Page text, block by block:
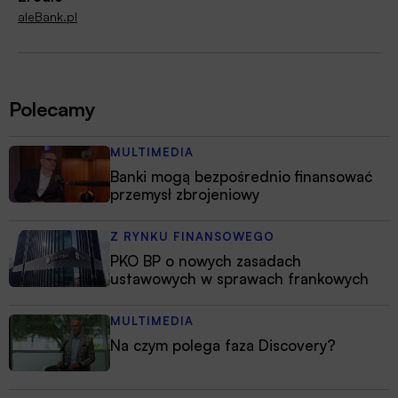
aleBank.pl
Polecamy
MULTIMEDIA
Banki mogą bezpośrednio finansować
przemysł zbrojeniowy
Z RYNKU FINANSOWEGO
PKO BP o nowych zasadach
ustawowych w sprawach frankowych
MULTIMEDIA
Na czym polega faza Discovery?